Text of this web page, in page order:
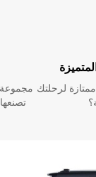
مجموعة لرحلتك